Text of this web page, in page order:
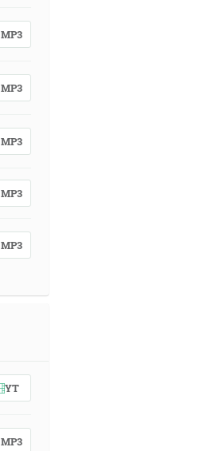
MP3
MP3
MP3
MP3
MP3
YT
MP3